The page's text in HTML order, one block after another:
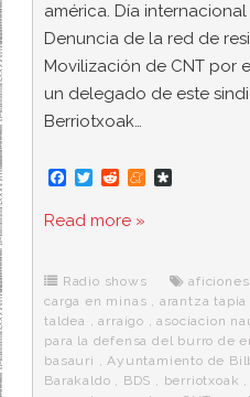
américa. Día
Denuncia de la red de
Movilización de CNT por
un delegado de este
Berriotxoak…
F
c
e
o
k
T
i
t
r
R
d
d
M
e
r
a
Read more »
Radio shows
carga en minas , arantza tapia
taldea ,arraigo ,asociacion
para la defensa del burro de
basauri ,Ayuntamiento de
Barakaldo , BDS , berriotxoak ,